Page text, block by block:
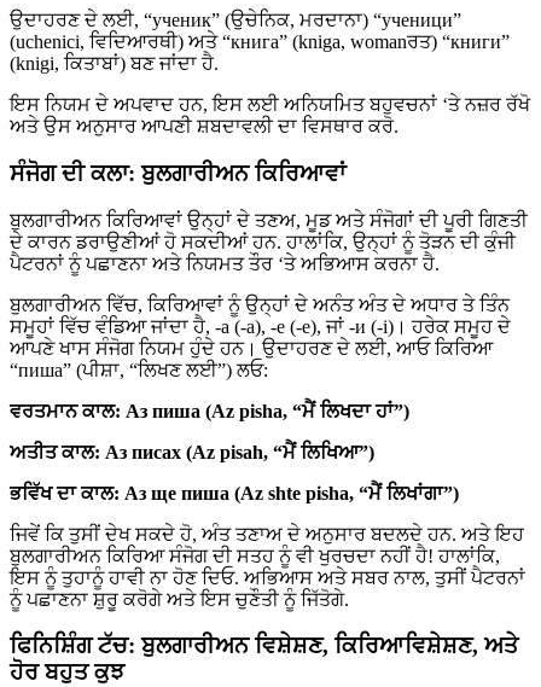
ਉਦਾਹਰਣ ਦੇ ਲਈ, “ученик” (ਉਚੇਨਿਕ, ਮਰਦਾਨਾ) “ученици”
(uchenici, ਵਿਦਿਆਰਥੀ) ਅਤੇ “книга” (kniga, womanਰਤ) “книги”
(knigi, ਕਿਤਾਬਾਂ) ਬਣ ਜਾਂਦਾ ਹੈ.
ਇਸ ਨਿਯਮ ਦੇ ਅਪਵਾਦ ਹਨ, ਇਸ ਲਈ ਅਨਿਯਮਿਤ ਬਹੁਵਚਨਾਂ ‘ਤੇ ਨਜ਼ਰ ਰੱਖੋ
ਅਤੇ ਉਸ ਅਨੁਸਾਰ ਆਪਣੀ ਸ਼ਬਦਾਵਲੀ ਦਾ ਵਿਸਥਾਰ ਕਰੋ.
ਸੰਜੋਗ ਦੀ ਕਲਾ: ਬੁਲਗਾਰੀਅਨ ਕਿਰਿਆਵਾਂ
ਬੁਲਗਾਰੀਅਨ ਕਿਰਿਆਵਾਂ ਉਨ੍ਹਾਂ ਦੇ ਤਣਅ, ਮੂਡ ਅਤੇ ਸੰਜੋਗਾਂ ਦੀ ਪੂਰੀ ਗਿਣਤੀ
ਦੇ ਕਾਰਨ ਡਰਾਉਣੀਆਂ ਹੋ ਸਕਦੀਆਂ ਹਨ. ਹਾਲਾਂਕਿ, ਉਨ੍ਹਾਂ ਨੂੰ ਤੋੜਨ ਦੀ ਕੁੰਜੀ
ਪੈਟਰਨਾਂ ਨੂੰ ਪਛਾਣਨਾ ਅਤੇ ਨਿਯਮਤ ਤੌਰ ‘ਤੇ ਅਭਿਆਸ ਕਰਨਾ ਹੈ.
ਬੁਲਗਾਰੀਅਨ ਵਿੱਚ, ਕਿਰਿਆਵਾਂ ਨੂੰ ਉਨ੍ਹਾਂ ਦੇ ਅਨੰਤ ਅੰਤ ਦੇ ਅਧਾਰ ਤੇ ਤਿੰਨ
ਸਮੂਹਾਂ ਵਿੱਚ ਵੰਡਿਆ ਜਾਂਦਾ ਹੈ, -а (-a), -е (-е), ਜਾਂ -и (-i)। ਹਰੇਕ ਸਮੂਹ ਦੇ
ਆਪਣੇ ਖਾਸ ਸੰਜੋਗ ਨਿਯਮ ਹੁੰਦੇ ਹਨ। ਉਦਾਹਰਣ ਦੇ ਲਈ, ਆਓ ਕਿਰਿਆ
“пиша” (ਪੀਸ਼ਾ, “ਲਿਖਣ ਲਈ”) ਲਓ:
ਵਰਤਮਾਨ ਕਾਲ: Аз пиша (Az pisha, “ਮੈਂ ਲਿਖਦਾ ਹਾਂ”)
ਅਤੀਤ ਕਾਲ: Аз писах (Az pisah, “ਮੈਂ ਲਿਖਿਆ”)
ਭਵਿੱਖ ਦਾ ਕਾਲ: Аз ще пиша (Az shte pisha, “ਮੈਂ ਲਿਖਾਂਗਾ”)
ਜਿਵੇਂ ਕਿ ਤੁਸੀਂ ਦੇਖ ਸਕਦੇ ਹੋ, ਅੰਤ ਤਣਾਅ ਦੇ ਅਨੁਸਾਰ ਬਦਲਦੇ ਹਨ. ਅਤੇ ਇਹ
ਬੁਲਗਾਰੀਅਨ ਕਿਰਿਆ ਸੰਜੋਗ ਦੀ ਸਤਹ ਨੂੰ ਵੀ ਖੁਰਚਦਾ ਨਹੀਂ ਹੈ! ਹਾਲਾਂਕਿ,
ਇਸ ਨੂੰ ਤੁਹਾਨੂੰ ਹਾਵੀ ਨਾ ਹੋਣ ਦਿਓ. ਅਭਿਆਸ ਅਤੇ ਸਬਰ ਨਾਲ, ਤੁਸੀਂ ਪੈਟਰਨਾਂ
ਨੂੰ ਪਛਾਣਨਾ ਸ਼ੁਰੂ ਕਰੋਗੇ ਅਤੇ ਇਸ ਚੁਣੌਤੀ ਨੂੰ ਜਿੱਤੋਗੇ.
ਫਿਨਿਸ਼ਿੰਗ ਟੱਚ: ਬੁਲਗਾਰੀਅਨ ਵਿਸ਼ੇਸ਼ਣ, ਕਿਰਿਆਵਿਸ਼ੇਸ਼ਣ, ਅਤੇ
ਹੋਰ ਬਹੁਤ ਕੁਝ